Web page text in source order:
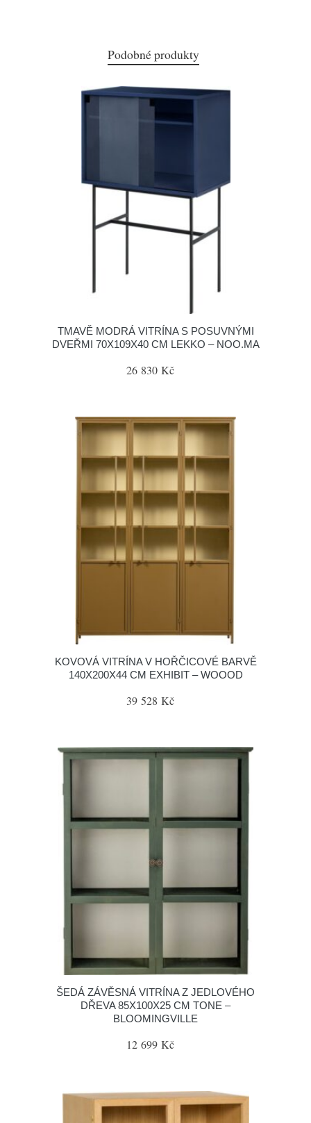
Podobné produkty
TMAVĚ MODRÁ VITRÍNA S POSUVNÝMI
DVEŘMI 70X109X40 CM LEKKO – NOO.MA
26 830 Kč
KOVOVÁ VITRÍNA V HOŘČICOVÉ BARVĚ
140X200X44 CM EXHIBIT – WOOOD
39 528 Kč
ŠEDÁ ZÁVĚSNÁ VITRÍNA Z JEDLOVÉHO
DŘEVA 85X100X25 CM TONE –
BLOOMINGVILLE
12 699 Kč